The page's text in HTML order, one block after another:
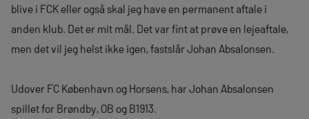
blive i FCK eller også skal jeg have en permanent aftale i
anden klub. Det er mit mål. Det var fint at prøve en lejeaftale,
men det vil jeg helst ikke igen, fastslår Johan Absalonsen.
Udover FC København og Horsens, har Johan Absalonsen
spillet for Brøndby, OB og B1913.